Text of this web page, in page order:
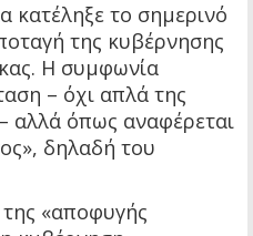
κατέληξε το σημερινό
της κυβέρνησης
Η συμφωνία
– όχι απλά της
αλλά όπως αναφέρεται
δηλαδή του
«αποφυγής